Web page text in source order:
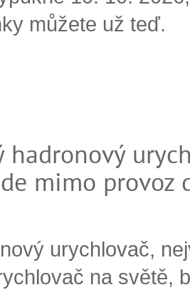
můžete už teď.
hadronový
mimo provoz
urychlovač,
na světě,